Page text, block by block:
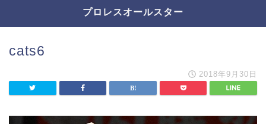
プロレスオールスター
cats6
2018年9月30日